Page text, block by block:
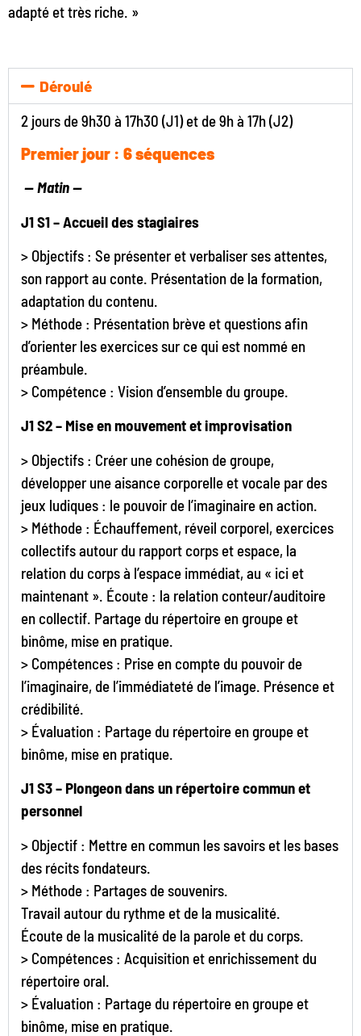
adapté et très riche. »
Déroulé
2 jours de 9h30 à 17h30 (J1) et de 9h à 17h (J2)
Premier jour : 6 séquences
—Matin —
J1 S1 – Accueil des stagiaires
> Objectifs : Se présenter et verbaliser ses attentes,
son rapport au conte. Présentation de la formation,
adaptation du contenu.
> Méthode : Présentation brève et questions afin
d’orienter les exercices sur ce qui est nommé en
préambule.
> Compétence : Vision d’ensemble du groupe.
J1 S2 – Mise en mouvement et improvisation
> Objectifs : Créer une cohésion de groupe,
développer une aisance corporelle et vocale par des
jeux ludiques : le pouvoir de l’imaginaire en action.
> Méthode : Échauffement, réveil corporel, exercices
collectifs autour du rapport corps et espace, la
relation du corps à l’espace immédiat, au « ici et
maintenant ». Écoute : la relation conteur/auditoire
en collectif. Partage du répertoire en groupe et
binôme, mise en pratique.
> Compétences : Prise en compte du pouvoir de
l’imaginaire, de l’immédiateté de l’image. Présence et
crédibilité.
> Évaluation : Partage du répertoire en groupe et
binôme, mise en pratique.
J1 S3 – Plongeon dans un répertoire commun et
personnel
> Objectif : Mettre en commun les savoirs et les bases
des récits fondateurs.
> Méthode : Partages de souvenirs.
Travail autour du rythme et de la musicalité.
Écoute de la musicalité de la parole et du corps.
> Compétences : Acquisition et enrichissement du
répertoire oral.
> Évaluation : Partage du répertoire en groupe et
binôme, mise en pratique.